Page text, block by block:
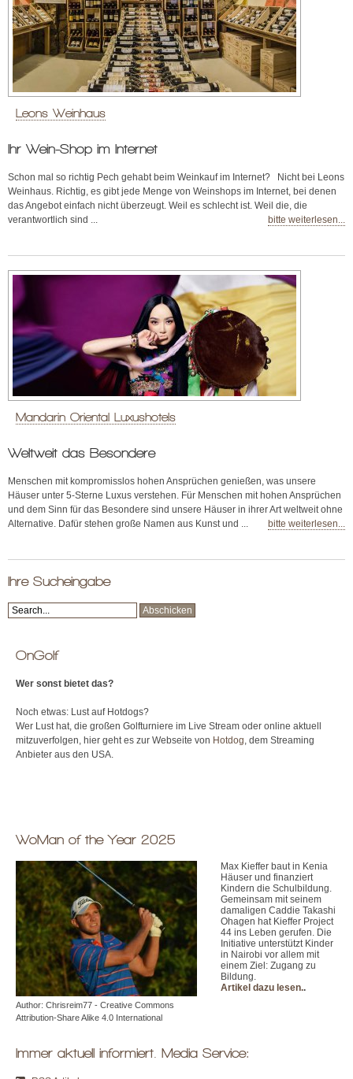
Leons Weinhaus
Ihr Wein-Shop im Internet
Schon mal so richtig Pech gehabt beim Weinkauf im Internet? Nicht bei Leons
Weinhaus. Richtig, es gibt jede Menge von Weinshops im Internet, bei denen
das Angebot einfach nicht überzeugt. Weil es schlecht ist. Weil die, die
verantwortlich sind ...
bitte weiterlesen...
Mandarin Oriental Luxushotels
Weltweit das Besondere
Menschen mit kompromisslos hohen Ansprüchen genießen, was unsere
Häuser unter 5-Sterne Luxus verstehen. Für Menschen mit hohen Ansprüchen
und dem Sinn für das Besondere sind unsere Häuser in ihrer Art weltweit ohne
Alternative. Dafür stehen große Namen aus Kunst und ...
bitte weiterlesen...
Ihre Sucheingabe
OnGolf
Wer sonst bietet das?
Noch etwas: Lust auf Hotdogs?
Wer Lust hat, die großen Golfturniere im Live Stream oder online aktuell
mitzuverfolgen, hier geht es zur Webseite von Hotdog , dem Streaming
Anbieter aus den USA.
WoMan of the Year 2025
Author: Chrisreim77 - Creative Commons
Attribution-Share Alike 4.0 International
Max Kieffer baut in Kenia
Häuser und finanziert
Kindern die Schulbildung.
Gemeinsam mit seinem
damaligen Caddie Takashi
Ohagen hat Kieffer Project
44 ins Leben gerufen. Die
Initiative unterstützt Kinder
in Nairobi vor allem mit
einem Ziel: Zugang zu
Bildung.
Artikel dazu lesen..
Immer aktuell informiert. Media Service: